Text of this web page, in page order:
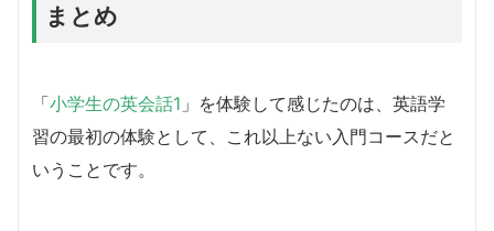
まとめ
「小学生の英会話1 」を体験して感じたのは、英語学
習の最初の体験として、これ以上ない入門コースだと
いうことです。